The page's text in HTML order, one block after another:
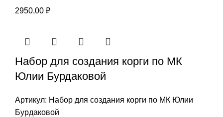
2950,00 ₽
Набор для создания корги по МК
Юлии Бурдаковой
Артикул: Набор для создания корги по МК Юлии
Бурдаковой